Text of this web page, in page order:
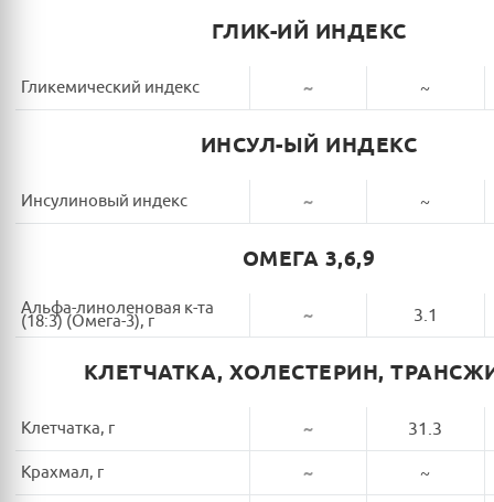
ГЛИК-ИЙ ИНДЕКС
Гликемический индекс ~ ~
ИНСУЛ-ЫЙ ИНДЕКС
Инсулиновый индекс ~ ~
ОМЕГА 3,6,9
Альфа-линоленовая к-та
(18:3) (Омега-3), г ~ 3.1
КЛЕТЧАТКА, ХОЛЕСТЕРИН,
Клетчатка, г ~ 31.3
Крахмал, г ~ ~